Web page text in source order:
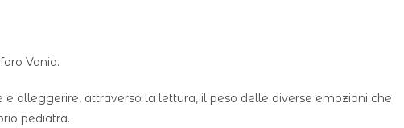
Vania.
e alleggerire, attraverso la lettura, il peso delle diverse emozioni che
pediatra.